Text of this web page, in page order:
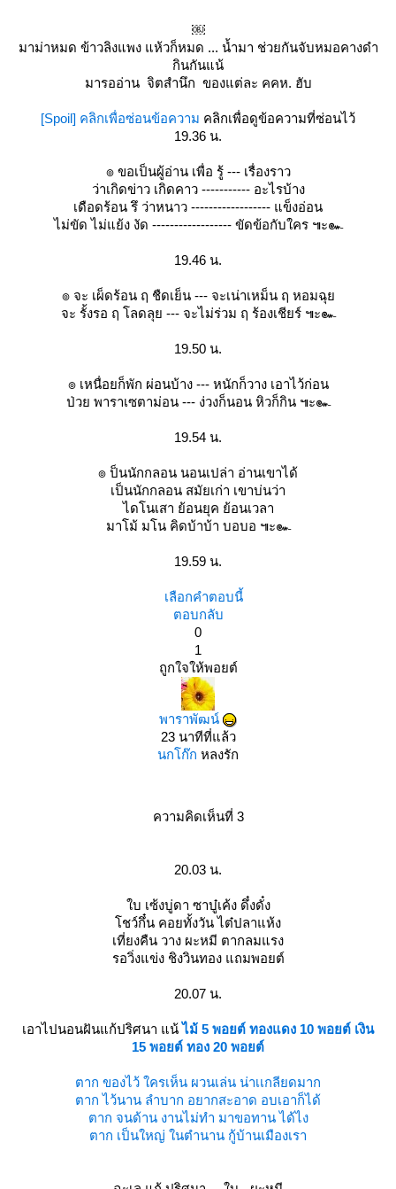
￼
มาม่าหมด ข้าวลิงแพง แห้วก็หมด ... น้ำมา ช่วยกันจับหมอคางดำ
กินกันแน้
มารออ่าน จิตสำนึก ของแต่ละ คคห. ฮับ
[Spoil] คลิกเพื่อซ่อนข้อความ คลิกเพื่อดูข้อความที่ซ่อนไว้
19.36 น.
๏ ขอเป็นผู้อ่าน เพื่อ รู้ --- เรื่องราว
ว่าเกิดข่าว เกิดคาว ----------- อะไรบ้าง
เดือดร้อน รึ ว่าหนาว ------------------ แข็งอ่อน
ไม่ขัด ไม่แย้ง งัด ------------------ ขัดข้อกับใคร ๚ะ๛
19.46 น.
๏ จะ เผ็ดร้อน ฤ ชืดเย็น --- จะเน่าเหม็น ฤ หอมฉุ
จะ รั้งรอ ฤ โลดลุย --- จะไม่ร่วม ฤ ร้องเชียร์ ๚ะ๛
19.50 น.
๏ เหนื่อยก็พัก ผ่อนบ้าง --- หนักก็วาง เอาไว้ก่อน
ป่วย พาราเซตาม่อน --- ง่วงก็นอน หิวก็กิน ๚ะ๛
19.54 น.
๏ ป็นนักกลอน นอนเปล่า อ่านเขาได้
เป็นนักกลอน สมัยเก่า เขาบ่นว่า
ไดโนเสา ย้อนยุค ย้อนเวลา
มาโม้ มโน คิดบ้าบ้า บอบอ ๚ะ๛
19.59 น.
เลือกคำตอบนี้
ตอบกลับ
0
1
ถูกใจให้พอยต์
พาราพัฒน์
23 นาทีที่แล้ว
นกโก๊ก หลงรัก
ความคิดเห็นที่ 3
20.03 น.
บ เซ้งบู่ดา ซาบู๋เค้ง ดึ๋งดั๋ง
ชว์กึ๋น คอยทั้งวัน ไต๋ปลาแห้ง
เที่ยงคืน วาง ผะหมี ตากลมแรง
รอวิ่งแข่ง ชิงวินทอง แถมพอยต์
20.07 น.
เอาไปนอนฝันแก้ปริศนา แน้ไม้ 5 พอยต์ ทองแดง 10 พอยต์ เงิน
15 พอยต์ ทอง 20 พอยต์
ตาก ของไว้ ใครเห็น ผวนเล่น น่าเเกลียดมาก
ตาก ไว้นาน ลำบาก อยากสะอาด อบเอาก็ได้
ตาก จนด้าน งานไม่ทำ มาขอทาน ได้ไง
ตาก เป็นใหญ่ ในตำนาน กู้บ้านเมืองเรา